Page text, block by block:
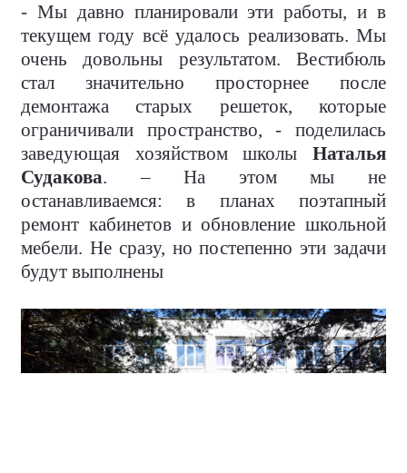
- Мы давно планировали эти работы, и в
текущем году всё удалось реализовать. Мы
очень довольны результатом. Вестибюль
стал значительно просторнее после
демонтажа старых решеток, которые
ограничивали пространство, - поделилась
заведующая хозяйством школы Наталья
Судакова. – На этом мы не
останавливаемся: в планах поэтапный
ремонт кабинетов и обновление школьной
мебели. Не сразу, но постепенно эти задачи
будут выполнены